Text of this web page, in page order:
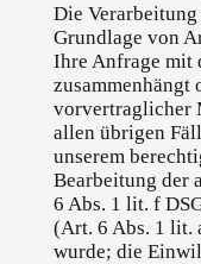
Die
Grundlage von
Ihre Anfrage mit
zusammenhängt
vorvertraglicher
allen übrigen
unserem
Bearbeitung der
6 Abs. 1 lit. f
(Art. 6 Abs. 1 lit.
wurde; die